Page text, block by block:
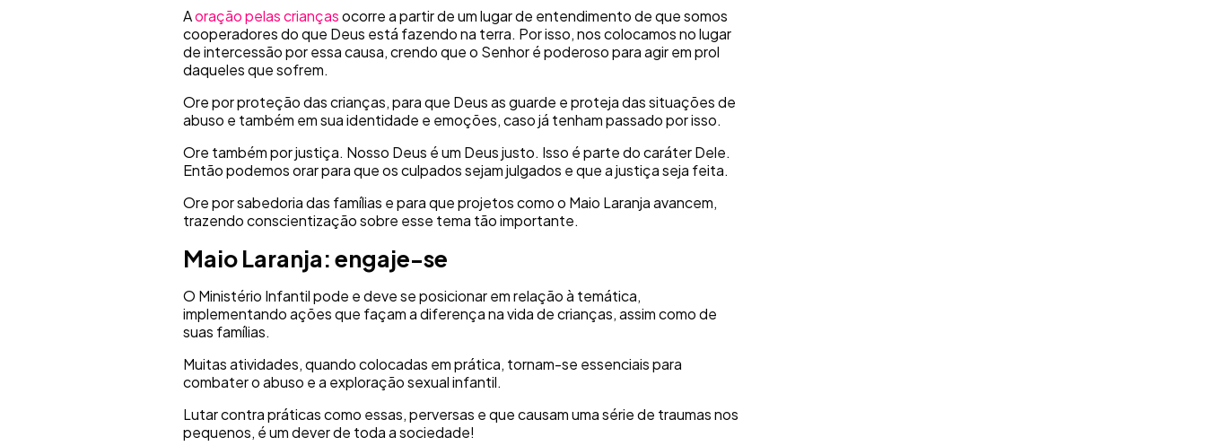
Aoração pelas criançasocorre a partir de um lugar de entendimento de que somos
cooperadores do que Deus está fazendo na terra. Por isso, nos colocamos no lugar
de intercessão por essa causa, crendo que o Senhor é poderoso para agir em prol
daqueles que sofrem.
Ore por proteção das crianças, para que Deus as guarde e proteja das situações de
abuso e também em sua identidade e emoções, caso já tenham passado por isso.
Ore também por justiça. Nosso Deus é um Deus justo. Isso é parte do caráter Dele.
Então podemos orar para que os culpados sejam julgados e que a justiça seja feita.
Ore por sabedoria das famílias e para que projetos como o Maio Laranja avancem,
trazendo conscientização sobre esse tema tão importante.
Maio Laranja: engaje-se
O Ministério Infantil pode e deve se posicionar em relação à temática,
implementando ações que façam a diferença na vida de crianças, assim como de
suas famílias.
Muitas atividades, quando colocadas em prática, tornam-se essenciais para
combater o abuso e a exploração sexual infantil.
Lutar contra práticas como essas, perversas e que causam uma série de traumas nos
pequenos, é um dever de toda a sociedade!